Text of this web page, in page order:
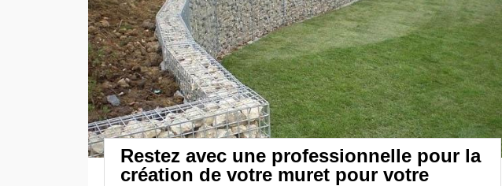
Restez avec une professionnelle pour la
création de votre muret pour votre